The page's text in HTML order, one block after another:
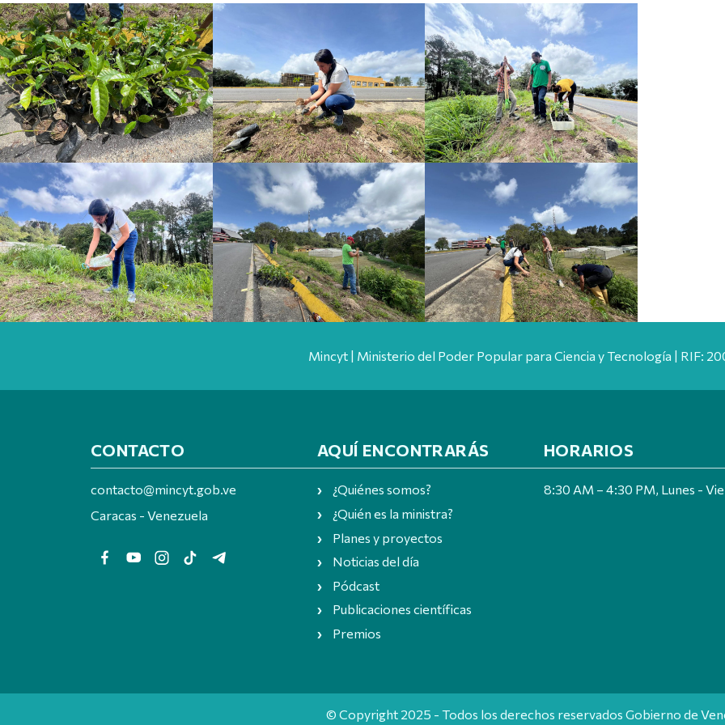
Mincyt | Ministerio del Poder Popular para Ciencia y Tecnología | RIF:
CONTACTO
contacto@mincyt.gob.ve
Caracas - Venezuela
AQUÍ ENCONTRARÁS
¿Quiénes somos?
¿Quién es la ministra?
Planes y proyectos
Noticias del día
Pódcast
Publicaciones científicas
Premios
HORARIOS
8:30 AM – 4:30 PM, Lunes -
© Copyright 2025 - Todos los derechos reservados Gobierno de